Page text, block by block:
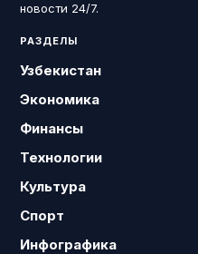
новости 24/7.
РАЗДЕЛЫ
Узбекистан
Экономика
Финансы
Технологии
Культура
Спорт
Инфографика